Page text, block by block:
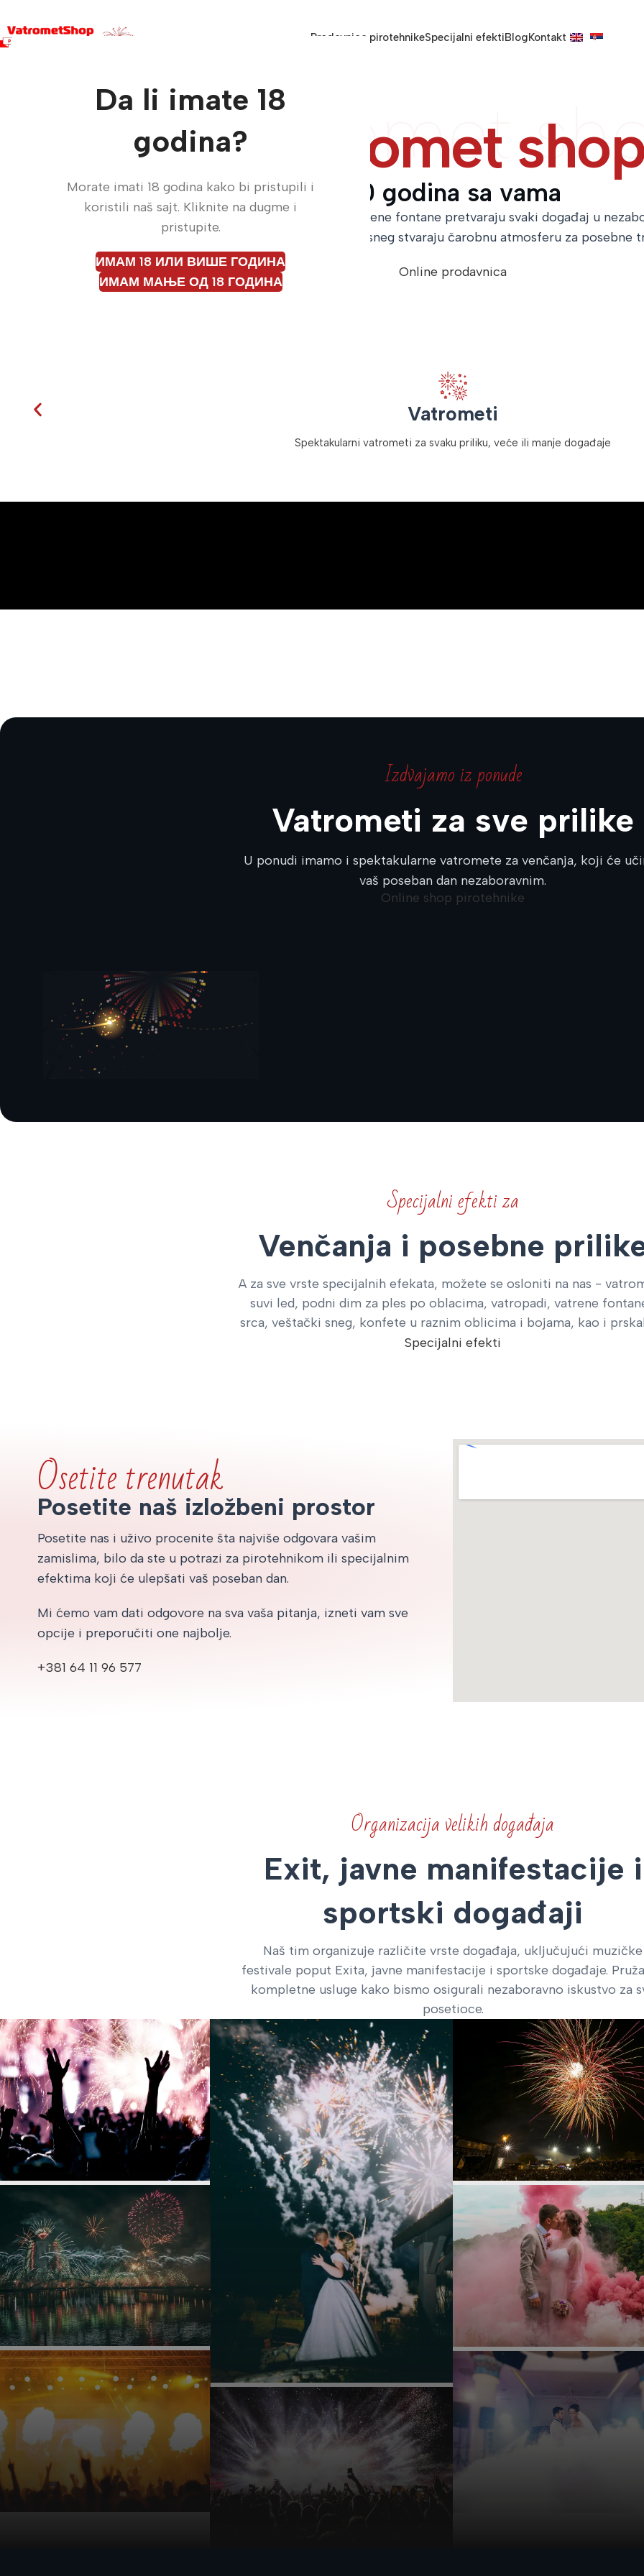
Da li imate 18
godina?
Morate imati 18 godina kako bi pristupili i
koristili naš sajt. Kliknite na dugme i
pristupite.
ИМАМ 18 ИЛИ ВИШЕ ГОДИНА
ИМАМ МАЊЕ ОД 18 ГОДИНА
Prodavnica pirotehnikeSpecijalni efektiBlogKontakt
Vatromet
Vatromet shop
20 godina sa vama
Vatrometi, konfete, suvi led i vatrene fontane pretvaraju svaki događaj u
dok podni dim i veštački sneg stvaraju čarobnu atmosferu za posebne
Online prodavnica
Vatrometi
Spektakularni vatrometi za svaku priliku, veće ili manje događaje
Izdvajamo iz ponude
Vatrometi za sve prilike
U ponudi imamo i spektakularne vatromete za venčanja, koji će
vaš poseban dan nezaboravnim.
Online shop pirotehnike
Specijalni efekti za
Venčanja i posebne
A za sve vrste specijalnih efekata, možete se osloniti na nas -
suvi led, podni dim za ples po oblacima, vatropadi, vatrene
srca, veštački sneg, konfete u raznim oblicima i bojama, kao i
Specijalni efekti
Osetite trenutak
Posetite naš izložbeni prostor
Posetite nas i uživo procenite šta najviše odgovara vašim
zamislima, bilo da ste u potrazi za pirotehnikom ili specijalnim
efektima koji će ulepšati vaš poseban dan.
Mi ćemo vam dati odgovore na sva vaša pitanja, izneti vam sve
opcije i preporučiti one najbolje.
+381 64 11 96 577
Organizacija velikih događaja
Exit, javne manifestacije i
sportski događaji
Naš tim organizuje različite vrste događaja, uključujući muzičke
festivale poput Exita, javne manifestacije i sportske događaje.
kompletne usluge kako bismo osigurali nezaboravno iskustvo za
posetioce.